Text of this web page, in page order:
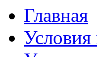
Главная
Условия